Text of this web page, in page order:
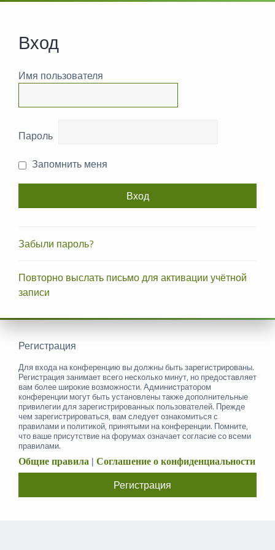
Вход
Имя пользователя
Пароль
Запомнить меня
Забыли пароль?
Повторно выслать письмо для активации учётной
записи
Регистрация
Для входа на конференцию вы должны быть зарегистрированы.
Регистрация занимает всего несколько минут, но предоставляет
вам более широкие возможности. Администратором
конференции могут быть установлены также дополнительные
привилегии для зарегистрированных пользователей. Прежде
чем зарегистрироваться, вам следует ознакомиться с
правилами и политикой, принятыми на конференции. Помните,
что ваше присутствие на форумах означает согласие со всеми
правилами.
Общие правила | Соглашение о конфиденциальности
Регистрация